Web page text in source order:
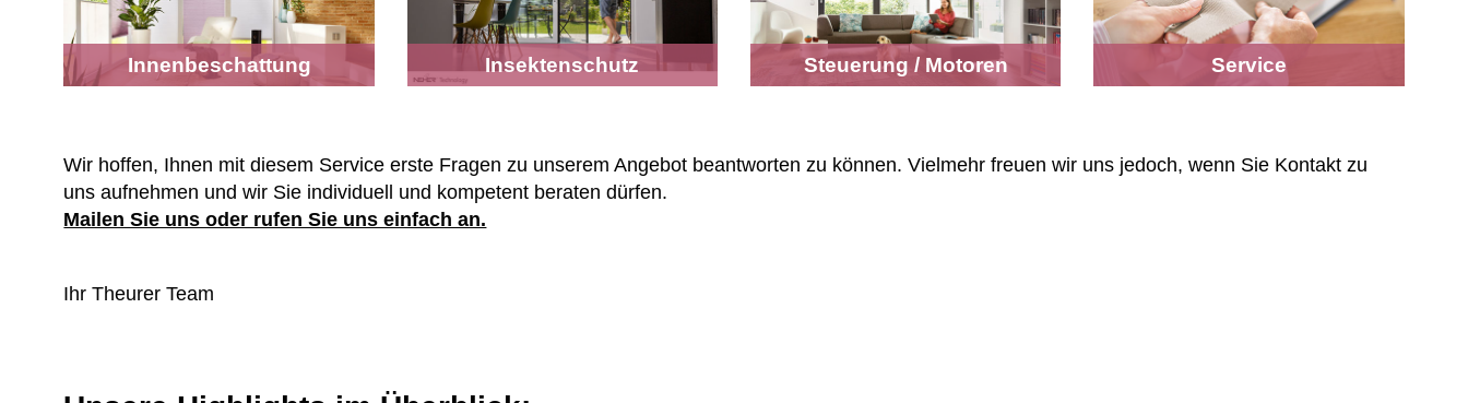
Innenbeschattung Insektenschutz Steuerung / Motoren Service
Wir hoffen, Ihnen mit diesem Service erste Fragen zu unserem Angebot beantworten zu können. Vielmehr freuen wir uns jedoch, wenn Sie Kontakt zu
uns aufnehmen und wir Sie individuell und kompetent beraten dürfen.
Mailen Sie uns oder rufen Sie uns einfach an.
Ihr Theurer Team